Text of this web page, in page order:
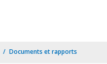
Documents et rapports